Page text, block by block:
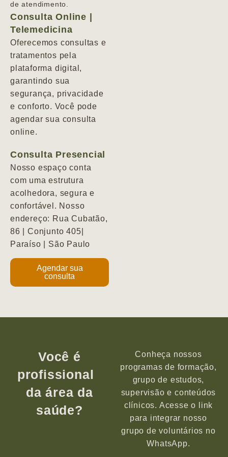
de atendimento.
Consulta Online |
Telemedicina
Oferecemos consultas e
tratamentos pela
plataforma digital,
garantindo sua
segurança, privacidade
e conforto. Você pode
agendar sua consulta
online.
Consulta Presencial
Nosso espaço conta
com uma estrutura
acolhedora, segura e
confortável. Nosso
endereço: Rua Cubatão,
86 | Conjunto 405|
Paraíso | São Paulo
Agendar sua
consulta
Você é
profissional
da área da
saúde?
Conheça nossos
programas de formação,
grupo de estudos,
supervisão e conteúdos
clínicos. Acesse o link
para integrar nosso
grupo de voluntários no
WhatsApp.